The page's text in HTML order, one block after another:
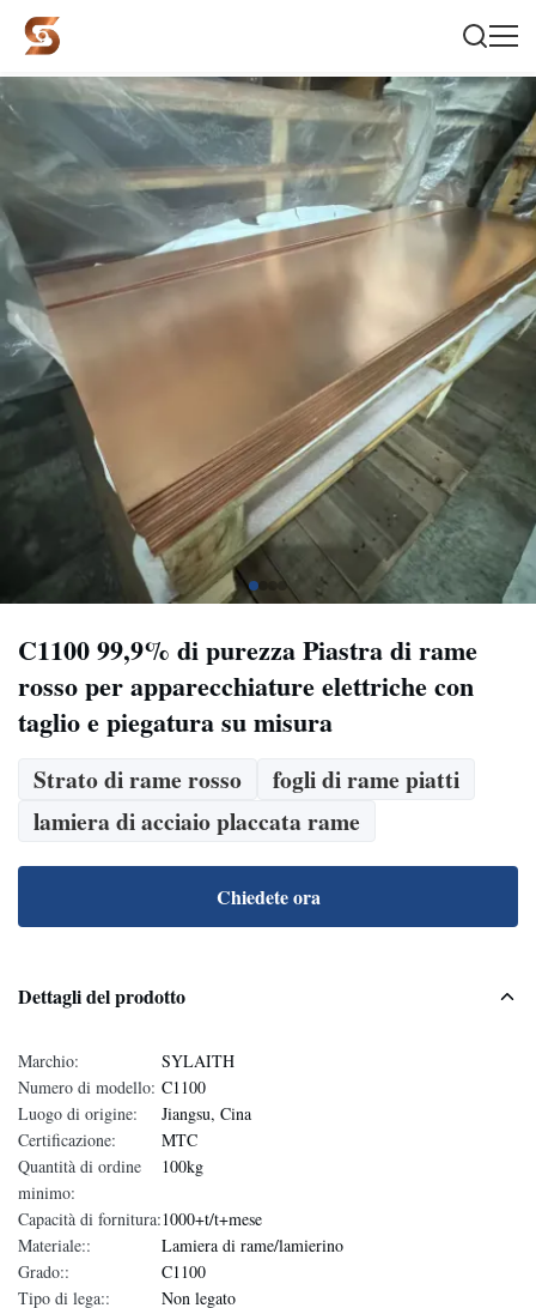
C1100 99,9% di purezza Piastra di rame
rosso per apparecchiature elettriche con
taglio e piegatura su misura
Strato di rame rosso
fogli di rame piatti
lamiera di acciaio placcata rame
Chiedete ora
Dettagli del prodotto
Marchio:
SYLAITH
Numero di modello: C1100
Luogo di origine:
Jiangsu, Cina
Certificazione:
MTC
Quantità di ordine
minimo:
100kg
Capacità di fornitura:1000+t/t+mese
Materiale::
Lamiera di rame/lamierino
Grado::
C1100
Tipo di lega::
Non legato